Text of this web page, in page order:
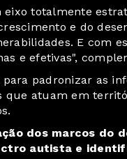
totalmente
e do
E com
e efetivas",
padronizar as
atuam em
dos marcos do
autista e